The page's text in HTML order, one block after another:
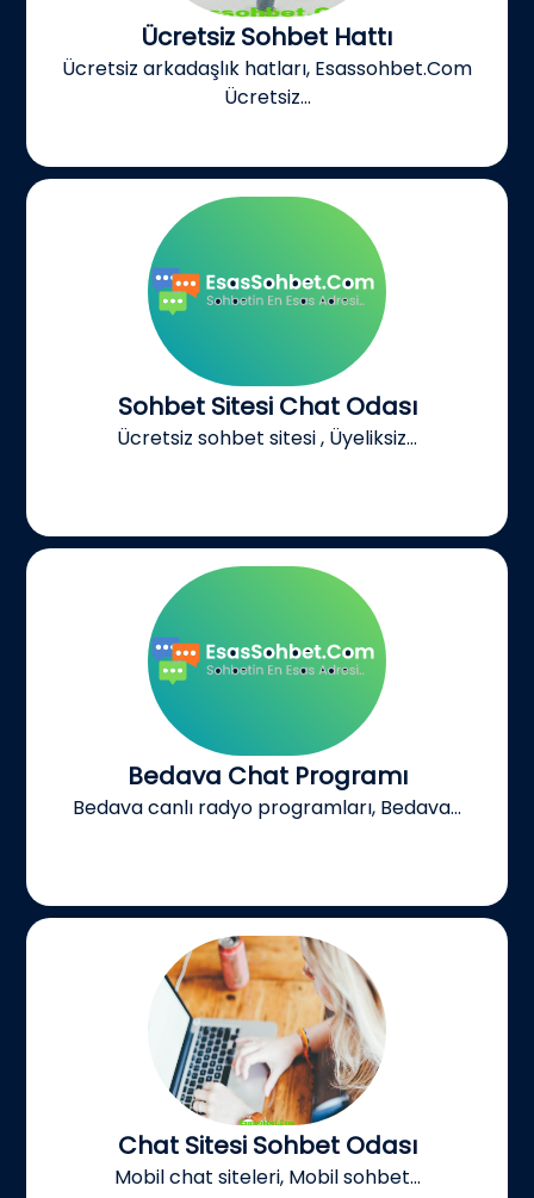
Ücretsiz Sohbet Hattı
Ücretsiz arkadaşlık hatları, Esassohbet.Com
Ücretsiz...
Sohbet Sitesi Chat Odası
Ücretsiz sohbet sitesi , Üyeliksiz...
Bedava Chat Programı
Bedava canlı radyo programları, Bedava...
Chat Sitesi Sohbet Odası
Mobil chat siteleri, Mobil sohbet...